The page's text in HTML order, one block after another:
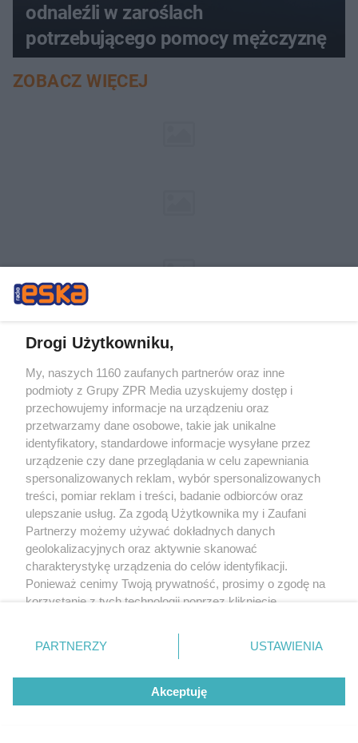
odnaleźli w zaroślach
potrzebującego pomocy mężczyznę
ZOBACZ WIĘCEJ
Żaden utwór zamieszczony w serwisie nie może być powielany i
rozpowszechniany lub dalej rozpowszechniany w jakikolwiek sposób (w
tym także elektroniczny lub mechaniczny) na jakimkolwiek polu
eksploatacji w jakiejkolwiek formie, włącznie z umieszczaniem w Internecie
bez pisemnej zgody właściciela praw. Jakiekolwiek użycie lub
Drogi Użytkowniku,
My, naszych 1160 zaufanych partnerów oraz inne
podmioty z Grupy ZPR Media uzyskujemy dostęp i
przechowujemy informacje na urządzeniu oraz
przetwarzamy dane osobowe, takie jak unikalne
identyfikatory, standardowe informacje wysyłane przez
urządzenie czy dane przeglądania w celu zapewniania
spersonalizowanych reklam, wybór spersonalizowanych
treści, pomiar reklam i treści, badanie odbiorców oraz
ulepszanie usług. Za zgodą Użytkownika my i Zaufani
Partnerzy możemy używać dokładnych danych
geolokalizacyjnych oraz aktywnie skanować
charakterystykę urządzenia do celów identyfikacji.
Ponieważ cenimy Twoją prywatność, prosimy o zgodę na
korzystanie z tych technologii poprzez kliknięcie
zmienić/wycofać klikając przycisk ustawień prywatności
znajdujący się w lewym dolnym rogu strony
rodzaje przetwarzania danych nie wymagają zgody
użytkownika, ale masz prawo sprzeciwić się takiemu
przetwarzaniu. Preferencje będą miały zastosowanie tylko
PARTNERZY USTAWIENIA
Akceptuję